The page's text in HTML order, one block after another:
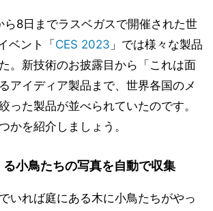
8日までラスベガスで開催された世
ベント「 CES 2023 」では様々な製品
。新技術のお披露目から「これは面
アイディア製品まで、世界各国のメ
った製品が並べられていたのです。
かを紹介しましょう。
小鳥たちの写真を自動で収集
いれば庭にある木に小鳥たちがやっ